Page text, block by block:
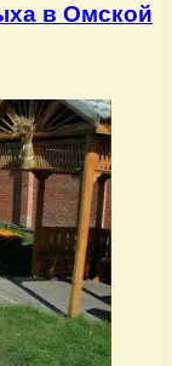
в Омской